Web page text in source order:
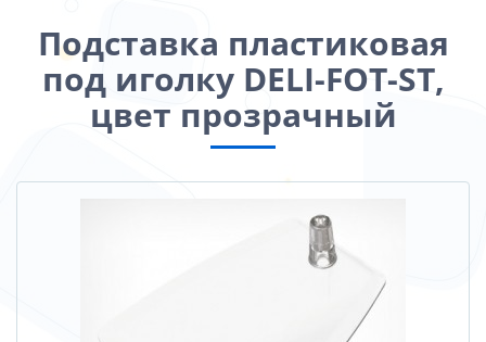
Подставка пластиковая
под иголку DELI-FOT-ST,
цвет прозрачный